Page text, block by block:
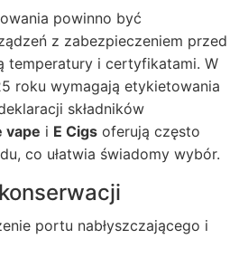
powinno być
z zabezpieczeniem przed
temperatury i certyfikatami. W
roku wymagają etykietowania
składników
vape i E Cigs oferują często
co ułatwia świadomy wybór.
portu nabłyszczającego i